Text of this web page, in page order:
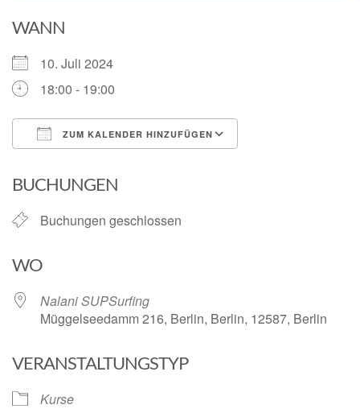
WANN
10. Juli 2024
18:00 - 19:00
ZUM KALENDER HINZUFÜGEN
BUCHUNGEN
Buchungen geschlossen
WO
Nalani SUPSurfing
Müggelseedamm 216, Berlin, Berlin, 12587, Berlin
VERANSTALTUNGSTYP
Kurse